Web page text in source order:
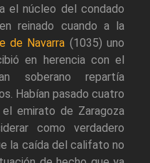
el núcleo del condado
reinado cuando a la
de Navarra (1035) uno
en herencia con el
repartía
Habían pasado cuatro
emirato de Zaragoza
como verdadero
la caída del califato no